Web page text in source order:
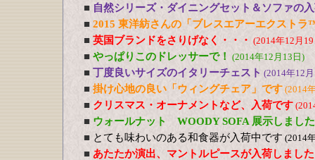
■ 自然シリーズ・ダイニングセット＆ソファの
■ 2015 東洋紡さんの「ブレスエアーエクスト
■ 英国ブランドをさりげなく・・・ (2014年12月
■ やっぱりこのドレッサーで！ (2014年12月13日)
■ 丁度良いサイズのイタリーチェスト (2014年12
■ 掛け心地の良い「ウィングチェア」です (2014
■ クリスマス・オーナメントなど、入荷です
■ ウォールナット WOODY SOFA 展示しました
■ とても味わいのある和食器が入荷中です (2014
■ あたたか演出、マントルピースが入荷しまし